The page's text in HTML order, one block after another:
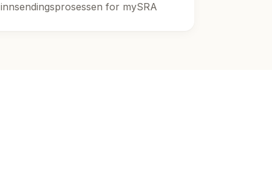
innsendingsprosessen for mySRA